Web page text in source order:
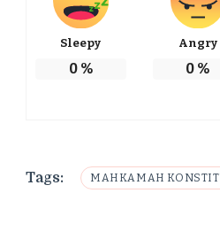
Sleepy
0%
Angry
0 %
Tags: MAHKAMAH